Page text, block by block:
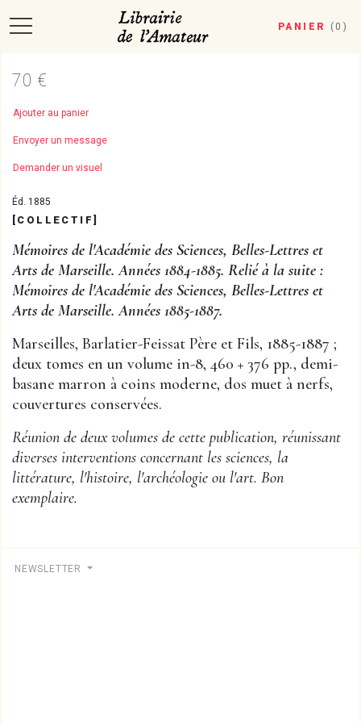
PANIER ( 0 )
70 €
Ajouter au panier
Envoyer un message
Demander un visuel
Éd. 1885
[COLLECTIF]
Mémoires de l'Académie des Sciences, Belles-Lettres et
Arts de Marseille. Années 1884-1885. Relié à la suite :
Mémoires de l'Académie des Sciences, Belles-Lettres et
Arts de Marseille. Années 1885-1887.
Marseilles, Barlatier-Feissat Père et Fils, 1885-1887 ;
deux tomes en un volume in-8, 460 + 376 pp., demi-
basane marron à coins moderne, dos muet à nerfs,
couvertures conservées.
Réunion de deux volumes de cette publication, réunissant
diverses interventions concernant les sciences, la
littérature, l'histoire, l'archéologie ou l'art. Bon
exemplaire.
NEWSLETTER